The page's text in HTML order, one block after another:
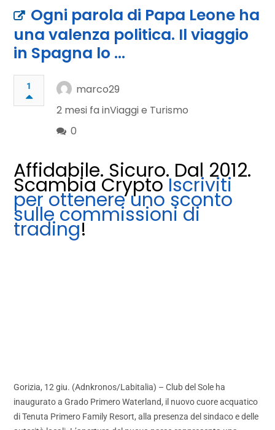
Ogni parola di Papa Leone ha
una valenza politica. Il viaggio
in Spagna lo …
1
marco29
2 mesi fa inViaggi e Turismo
0
Affidabile. Sicuro. Dal 2012.
Scambia CryptoIscriviti
per ottenere uno sconto
sulle commissioni di
trading!
Gorizia, 12 giu. (Adnkronos/Labitalia) – Club del Sole ha
inaugurato a Grado Primero Waterland, il nuovo cuore acquatico
di Tenuta Primero Family Resort, alla presenza del sindaco e delle